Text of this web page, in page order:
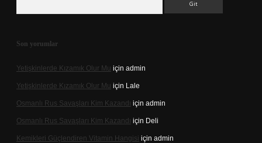
Son yorumlar
Yetişkinlerde Kızamık Olur Mu için admin
Yetişkinlerde Kızamık Olur Mu için Lale
Osmanlı Rus Savaşları Kim Kazandı için admin
Osmanlı Rus Savaşları Kim Kazandı için Deli
Kemikleri Güçlendiren Vitamin Hangisi için admin